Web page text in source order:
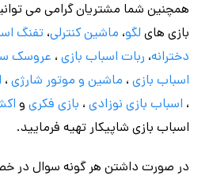
همچنین شما مشتریان گرامی می
بازی های لگو، ماشین کنترلی، تفنگ
دخترانه، ربات اسباب بازی ، عروسک
اسباب بازی ، ماشین و موتور شارژی ،
، اسباب بازی نوزادی ، بازی فکری و
اسباب بازی شاپیکار تهیه فرمایید.
در صورت داشتن هر گونه سوال در